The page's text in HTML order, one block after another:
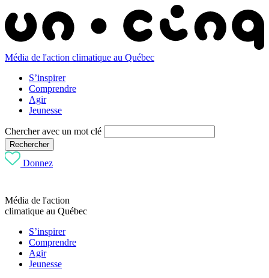
Média de l'action climatique au Québec
S’inspirer
Comprendre
Agir
Jeunesse
Chercher avec un mot clé
Rechercher
Donnez
Média de l'action
climatique au Québec
S’inspirer
Comprendre
Agir
Jeunesse